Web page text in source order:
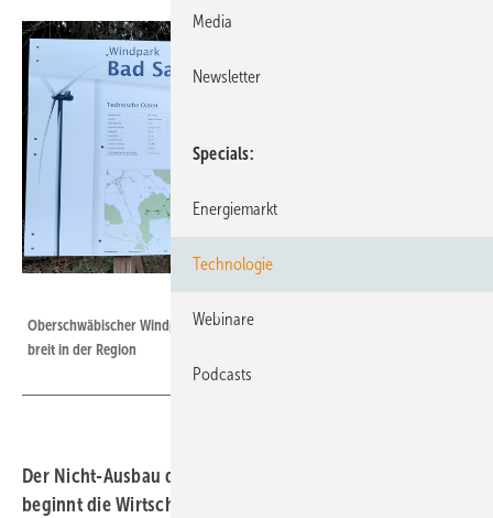
Oberschwäbischer Windpark bei Bad Saulgau, bisher der einzige weit und
breit in der Region
Der Nicht-Ausbau der Windkraft in Süddeutschland
beginnt die Wirtschaft zu beunruhigen. Das verdeutlicht
Media
Newsletter
Specials
Energiemarkt
Technologie
Webinare
Podcasts